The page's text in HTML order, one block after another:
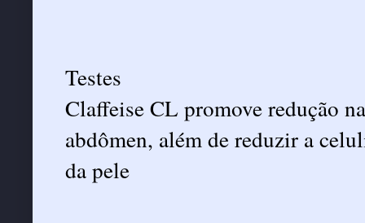
Testes
Claffeise CL promove redução
abdômen, além de reduzir a
da pele